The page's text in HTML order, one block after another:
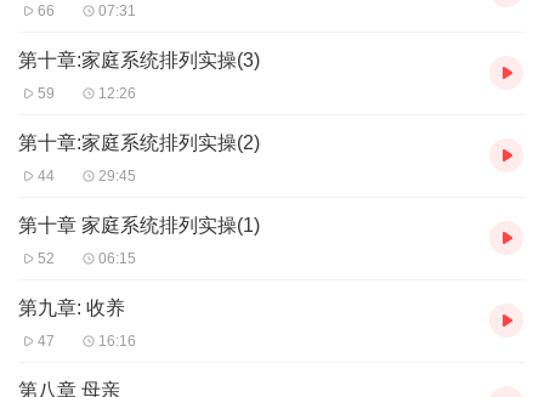
66 07:31
第十章:家庭系统排列实操(3)
59 12:26
第十章:家庭系统排列实操(2)
44 29:45
第十章 家庭系统排列实操(1)
52 06:15
第九章: 收养
47 16:16
第八章 母亲